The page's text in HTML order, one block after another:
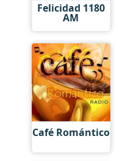
Felicidad 1180
AM
Café Romántico